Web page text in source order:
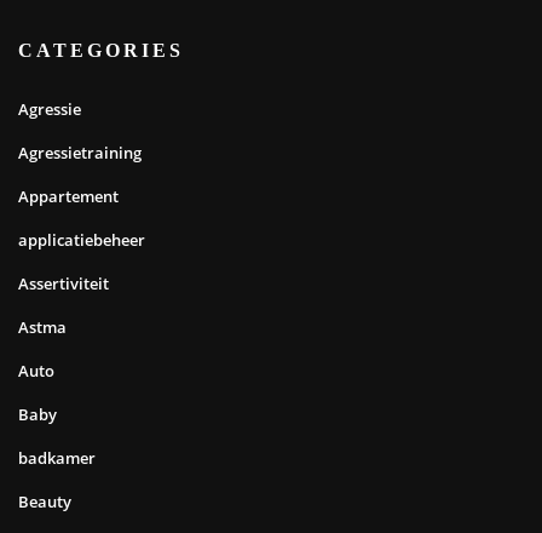
CATEGORIES
Agressie
Agressietraining
Appartement
applicatiebeheer
Assertiviteit
Astma
Auto
Baby
badkamer
Beauty